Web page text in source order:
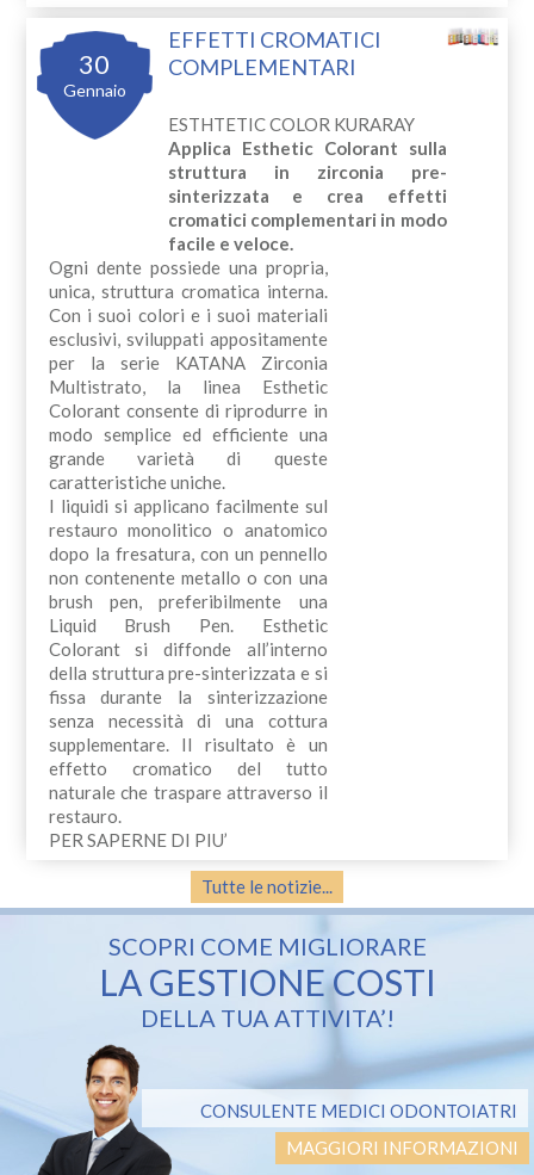
30
Gennaio
EFFETTI CROMATICI
COMPLEMENTARI
ESTHTETIC COLOR KURARAY
Applica Esthetic Colorant sulla
struttura in zirconia pre-
sinterizzata e crea effetti
cromatici complementari in modo
facile e veloce.
Ogni dente possiede una propria,
unica, struttura cromatica interna.
Con i suoi colori e i suoi materiali
esclusivi, sviluppati appositamente
per la serie KATANA Zirconia
Multistrato, la linea Esthetic
Colorant consente di riprodurre in
modo semplice ed efficiente una
grande varietà di queste
caratteristiche uniche.
I liquidi si applicano facilmente sul
restauro monolitico o anatomico
dopo la fresatura, con un pennello
non contenente metallo o con una
brush pen, preferibilmente una
Liquid Brush Pen. Esthetic
Colorant si diffonde all’interno
della struttura pre-sinterizzata e si
fissa durante la sinterizzazione
senza necessità di una cottura
supplementare. Il risultato è un
effetto cromatico del tutto
naturale che traspare attraverso il
restauro.
PER SAPERNE DI PIU’
Tutte le notizie...
SCOPRI COME MIGLIORARE
LA GESTIONE COSTI
DELLA TUA ATTIVITA’!
CONSULENTE MEDICI ODONTOIATRI
MAGGIORI INFORMAZIONI